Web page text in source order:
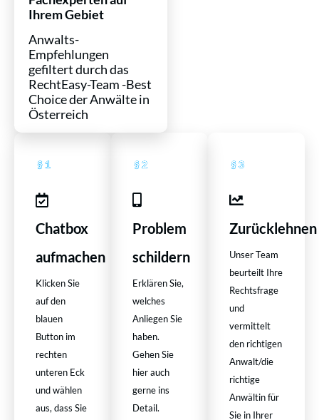
Ihrem Gebiet
Anwalts-
Empfehlungen
gefiltert durch das
RechtEasy-Team -Best
Choice der Anwälte in
Österreich
Chatbox
aufmachen
Klicken Sie
auf den
blauen
Button im
rechten
unteren Eck
und wählen
aus, dass Sie
Problem
schildern
Erklären Sie,
welches
Anliegen Sie
haben.
Gehen Sie
hier auch
gerne ins
Detail.
Zurücklehnen
Unser Team
beurteilt Ihre
Rechtsfrage
und
vermittelt
den richtigen
Anwalt/die
richtige
Anwältin für
Sie in Ihrer